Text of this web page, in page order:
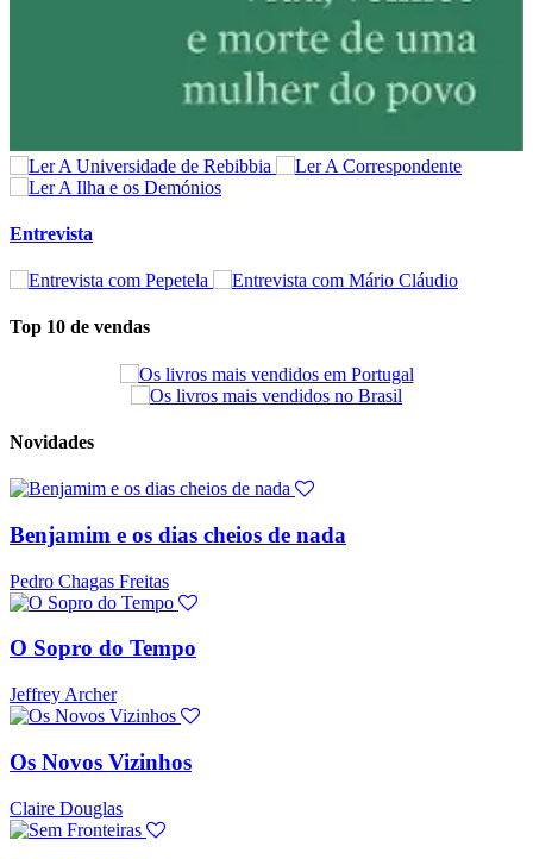
Entrevista
Top 10 de vendas
Novidades
Benjamim e os dias cheios de nada
Pedro Chagas Freitas
O Sopro do Tempo
Jeffrey Archer
Os Novos Vizinhos
Claire Douglas